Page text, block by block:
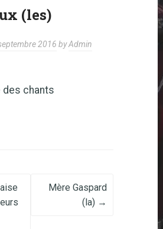
(les)
2016 byAdmin
des chants
navigation
Mère Gaspard
(la) →